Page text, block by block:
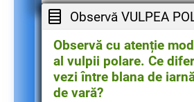
Observă VULPEA
Observă cu atenție
al vulpii polare. Ce
vezi între blana de
de vară?